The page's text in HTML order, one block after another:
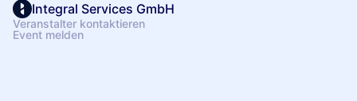
Integral Services GmbH
Veranstalter kontaktieren
Event melden